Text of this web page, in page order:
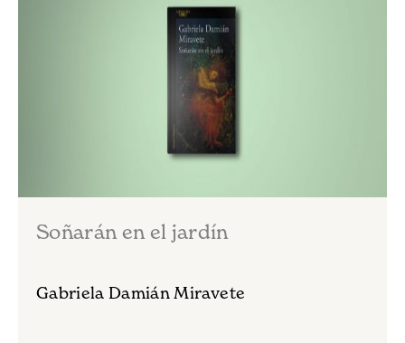
Soñarán en el jardín
Gabriela Damián Miravete